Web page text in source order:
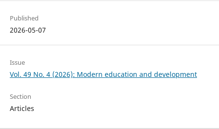
Published
2026-05-07
Issue
Vol. 49 No. 4 (2026): Modern education and development
Section
Articles